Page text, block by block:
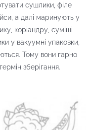
сушлики, філе
а далі маринують у
коріандру, суміші
у вакуумні упаковки,
Тому вони гарно
зберігання.